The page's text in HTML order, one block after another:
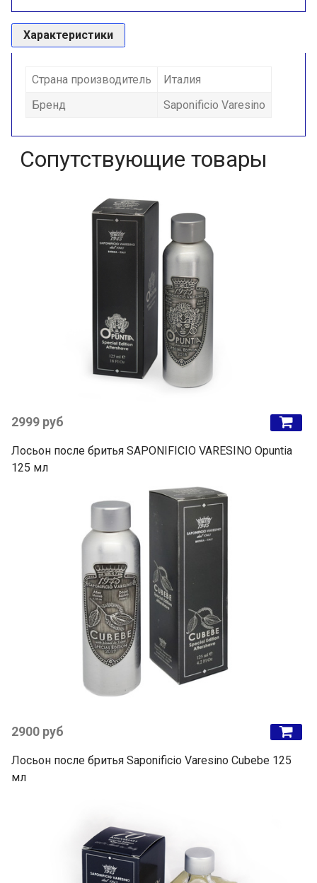
Характеристики
Страна производитель
Италия
Бренд
Saponificio Varesino
Сопутствующие товары
2999 руб
Лосьон после бритья SAPONIFICIO VARESINO Opuntia
125 мл
2900 руб
Лосьон после бритья Saponificio Varesino Cubebe 125
мл